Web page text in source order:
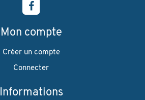
Mon compte
Créer un compte
Connecter
Informations